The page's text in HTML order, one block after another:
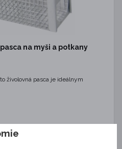
na myši a potkany
živolovná pasca je ideálnym